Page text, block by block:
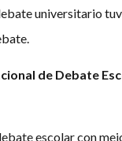
universitario
de Debate
escolar con